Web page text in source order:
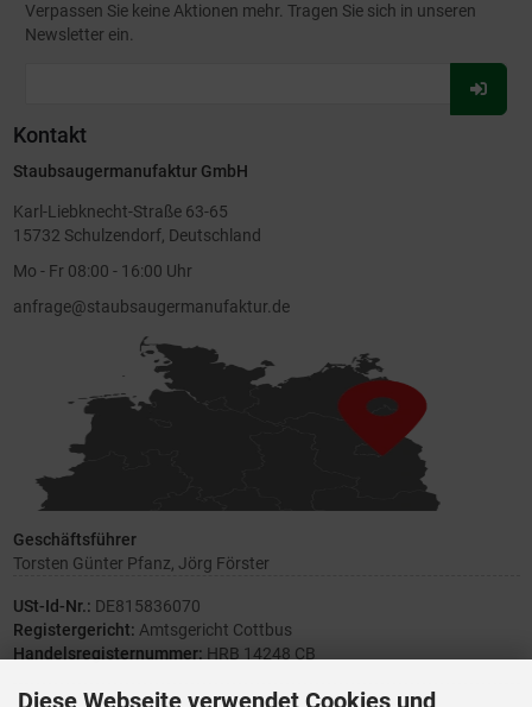
Verpassen Sie keine Aktionen mehr. Tragen Sie sich in unseren
Newsletter ein.
Für
Kontakt
Staubsaugermanufaktur GmbH
Karl-Liebknecht-Straße 63-65
15732 Schulzendorf, Deutschland
Mo - Fr 08:00 - 16:00 Uhr
anfrage@staubsaugermanufaktur.de
Geschäftsführer
Torsten Günter Pfanz, Jörg Förster
USt-Id-Nr.: DE815836070
Registergericht: Amtsgericht Cottbus
Handelsregisternummer: HRB 14248 CB
Diese Webseite verwendet Cookies und